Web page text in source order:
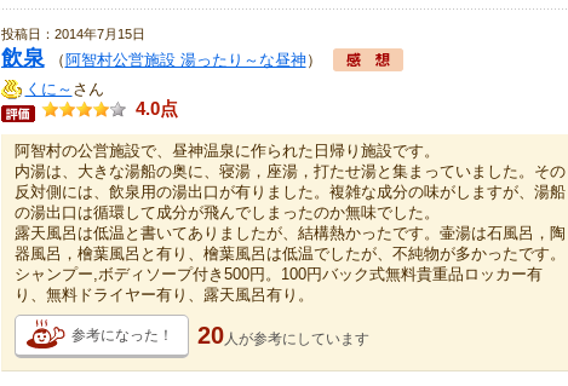
投稿日：2014年7月15日
飲泉（ 阿智村公営施設 湯ったり～な昼神）
くに～ さん
4.0点
阿智村の公営施設で、昼神温泉に作られた日帰り施設です。
内湯は、大きな湯船の奥に、寝湯，座湯，打たせ湯と集まっていました。その
反対側には、飲泉用の湯出口が有りました。複雑な成分の味がしますが、湯船
の湯出口は循環して成分が飛んでしまったのか無味でした。
露天風呂は低温と書いてありましたが、結構熱かったです。壷湯は石風呂，陶
器風呂，檜葉風呂と有り、檜葉風呂は低温でしたが、不純物が多かったです。
シャンプー,ボディソープ付き500円。100円バック式無料貴重品ロッカー有
り、無料ドライヤー有り、露天風呂有り。
参考になった！ 20人が参考にしています